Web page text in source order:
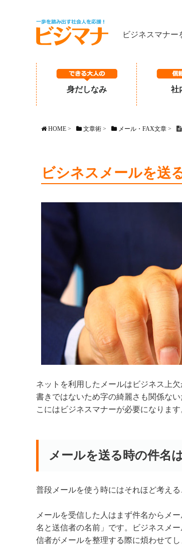
ビジネスマナー
身だしなみ 社
HOME > 文章術 > メール・FAX文章 >
ビシネスメールを送
ネットを利用したメールはビジネス上
書きではないため字の綺麗さも関係な
こにはビジネスマナーが必要になります
メールを送る時の件名
普段メールを使う時にはそれほど考え
メールを受信した人はまず件名からメ
名と送信者の名前」です。ビジネスメ
信者がメールを整理する際に煩わせてし